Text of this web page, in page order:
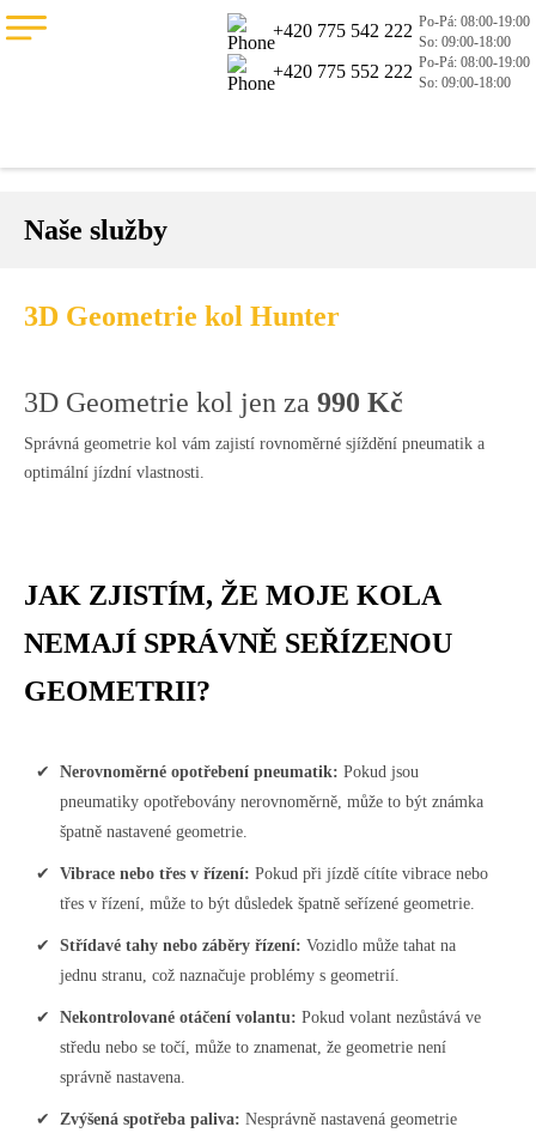
+420 775 542 222 Po-Pá: 08:00-19:00
So: 09:00-18:00
+420 775 552 222 Po-Pá: 08:00-19:00
So: 09:00-18:00
Naše služby
3D Geometrie kol Hunter
3D Geometrie kol jen za 990 Kč
Správná geometrie kol vám zajistí rovnoměrné sjíždění pneumatik a
optimální jízdní vlastnosti.
JAK ZJISTÍM, ŽE MOJE KOLA
NEMAJÍ SPRÁVNĚ SEŘÍZENOU
GEOMETRII?
Nerovnoměrné opotřebení pneumatik: Pokud jsou
pneumatiky opotřebovány nerovnoměrně, může to být známka
špatně nastavené geometrie.
Vibrace nebo třes v řízení: Pokud při jízdě cítíte vibrace nebo
třes v řízení, může to být důsledek špatně seřízené geometrie.
Střídavé tahy nebo záběry řízení: Vozidlo může tahat na
jednu stranu, což naznačuje problémy s geometrií.
Nekontrolované otáčení volantu: Pokud volant nezůstává ve
středu nebo se točí, může to znamenat, že geometrie není
správně nastavena.
Zvýšená spotřeba paliva: Nesprávně nastavená geometrie